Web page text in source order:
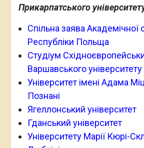
Прикарпатського
Спільна заява Академічної
Республіки Польща
Студіум
Варшавського університету
Університет імені Адама
Познані
Ягеллонський університет
Гданський університет
Університету Марії Кюрі-